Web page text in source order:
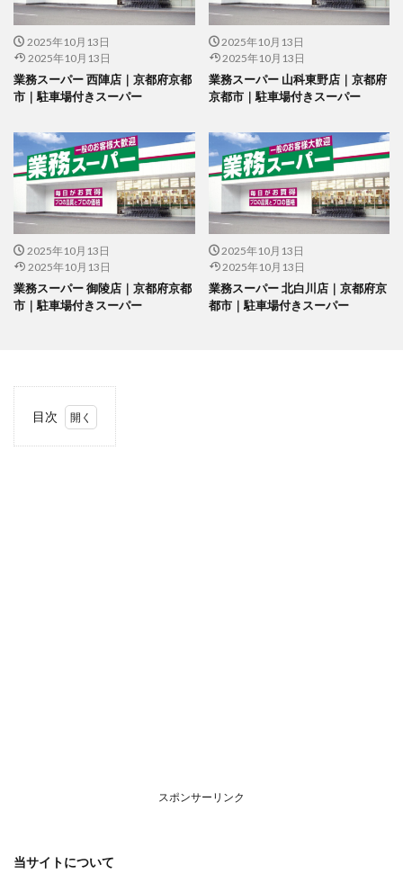
2025年10月13日
2025年10月13日
業務スーパー 西陣店｜京都府京都
市｜駐車場付きスーパー
2025年10月13日
2025年10月13日
業務スーパー 山科東野店｜京都府
京都市｜駐車場付きスーパー
2025年10月13日
2025年10月13日
業務スーパー 御陵店｜京都府京都
市｜駐車場付きスーパー
2025年10月13日
2025年10月13日
業務スーパー 北白川店｜京都府京
都市｜駐車場付きスーパー
目次
スポンサーリンク
当サイトについて